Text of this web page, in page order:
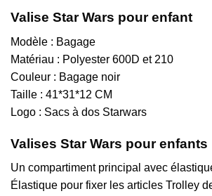
Valise Star Wars pour enfant
Modèle : Bagage
Matériau : Polyester 600D et 210
Couleur : Bagage noir
Taille : 41*31*12 CM
Logo : Sacs à dos Starwars
Valises Star Wars pour enfants
Un compartiment principal avec
Élastique pour fixer les articles Trolley